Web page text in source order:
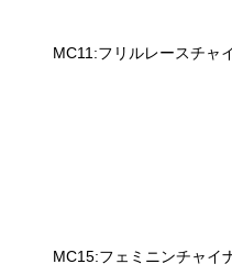
MC11:フリルレースチャ
MC15:フェミニンチャイ